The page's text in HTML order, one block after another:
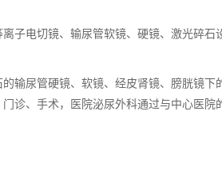
子电切镜、输尿管软镜、硬镜、激光碎石
输尿管硬镜、软镜、经皮肾镜、膀胱镜下
诊、手术，医院泌尿外科通过与中心医院